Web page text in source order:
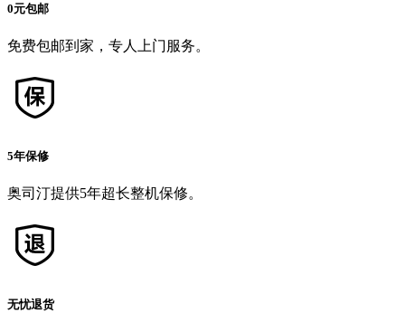
0元包邮
免费包邮到家，专人上门服务。
5年保修
奥司汀提供5年超长整机保修。
无忧退货